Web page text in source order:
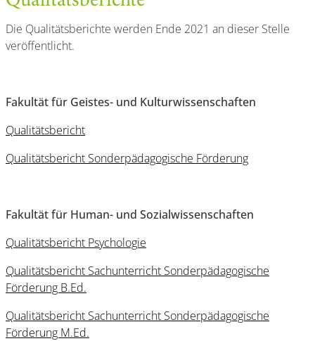
Die Qualitätsberichte werden Ende 2021 an dieser Stelle
veröffentlicht.
Fakultät für Geistes- und Kulturwissenschaften
Qualitätsbericht
Qualitätsbericht Sonderpädagogische Förderung
Fakultät für Human- und Sozialwissenschaften
Qualitätsbericht Psychologie
Qualitätsbericht Sachunterricht Sonderpädagogische
Förderung B.Ed.
Qualitätsbericht Sachunterricht Sonderpädagogische
Förderung M.Ed.